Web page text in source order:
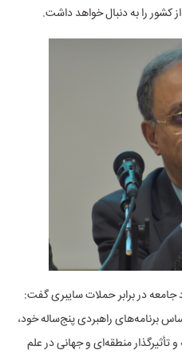
را به دنبال خواهد داشت.
در برابر حملات سایبری گفت:
برنامه‌های راهبردی پنج‌ساله خود،
منطقه‌ای و جهانی در علم